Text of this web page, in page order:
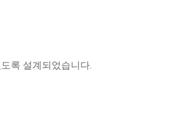
록 설계되었습니다.